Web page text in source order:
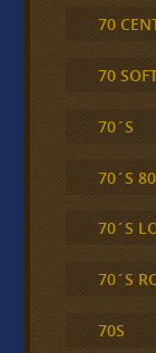
70
70
70´S
70´S
70´S
70´S
70S